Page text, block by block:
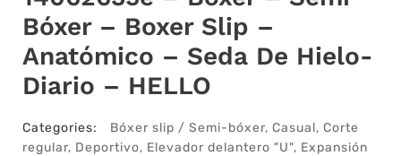
Bóxer – Boxer Slip –
Anatómico – Seda De Hielo-
Diario – HELLO
Categories: Bóxer slip / Semi-bóxer, Casual, Corte
regular, Deportivo, Elevador delantero "U", Expansión